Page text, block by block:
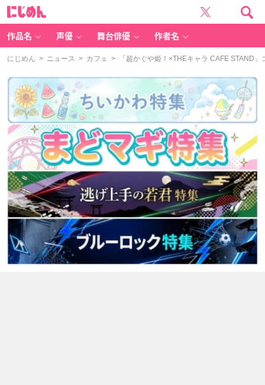
作品名 声優 舞台俳優 作者名
にじめん > ニュース > カフェ > 「超かぐや姫！×THEキャラ CAFE STAND